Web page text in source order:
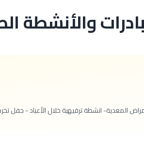
والأنشطة
المعدية- انشطة ترفيهية خلال الأعياد - حفل